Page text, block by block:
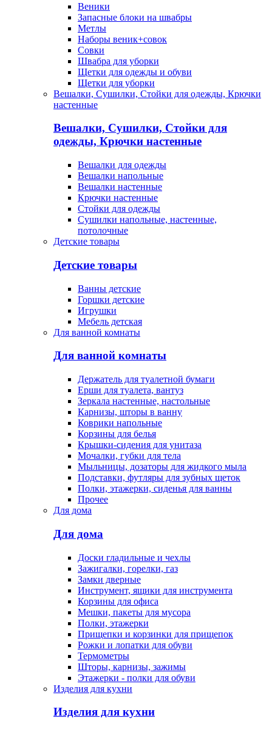
Веники
Запасные блоки на швабры
Метлы
Наборы веник+совок
Совки
Швабра для уборки
Щетки для одежды и обуви
Щетки для уборки
Вешалки, Сушилки, Стойки для одежды, Крючки
настенные
Вешалки, Сушилки, Стойки для
одежды, Крючки настенные
Вешалки для одежды
Вешалки напольные
Вешалки настенные
Крючки настенные
Стойки для одежды
Сушилки напольные, настенные,
потолочные
Детские товары
Детские товары
Ванны детские
Горшки детские
Игрушки
Мебель детская
Для ванной комнаты
Для ванной комнаты
Держатель для туалетной бумаги
Ерши для туалета, вантуз
Зеркала настенные, настольные
Карнизы, шторы в ванну
Коврики напольные
Корзины для белья
Крышки-сидения для унитаза
Мочалки, губки для тела
Мыльницы, дозаторы для жидкого мыла
Подставки, футляры для зубных щеток
Полки, этажерки, сиденья для ванны
Прочее
Для дома
Для дома
Доски гладильные и чехлы
Зажигалки, горелки, газ
Замки дверные
Инструмент, ящики для инструмента
Корзины для офиса
Мешки, пакеты для мусора
Полки, этажерки
Прищепки и корзинки для прищепок
Рожки и лопатки для обуви
Термометры
Шторы, карнизы, зажимы
Этажерки - полки для обуви
Изделия для кухни
Изделия для кухни